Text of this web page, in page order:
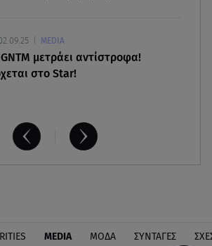
MEDIA
μετράει αντίστροφα!
στο Star!
MEDIA ΜΟΔΑ ΣΥΝΤΑΓΕΣ